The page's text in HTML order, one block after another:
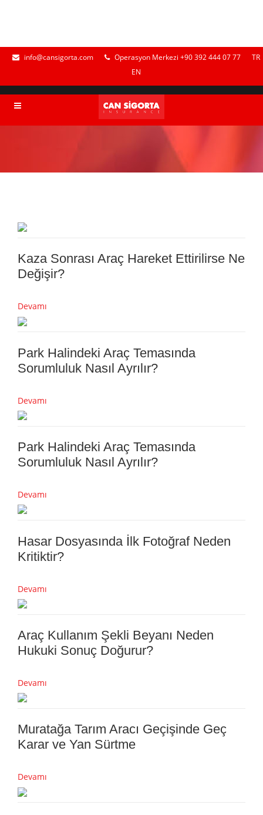
info@cansigorta.com Operasyon Merkezi +90 392 444 07 77
TR
EN
Kaza Sonrası Araç Hareket Ettirilirse Ne
Değişir?
Devamı
Park Halindeki Araç Temasında
Sorumluluk Nasıl Ayrılır?
Devamı
Park Halindeki Araç Temasında
Sorumluluk Nasıl Ayrılır?
Devamı
Hasar Dosyasında İlk Fotoğraf Neden
Kritiktir?
Devamı
Araç Kullanım Şekli Beyanı Neden
Hukuki Sonuç Doğurur?
Devamı
Muratağa Tarım Aracı Geçişinde Geç
Karar ve Yan Sürtme
Devamı